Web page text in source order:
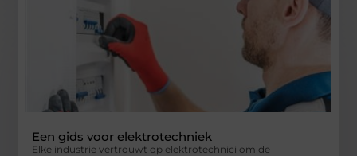
Een gids voor elektrotechniek
Elke industrie vertrouwt op elektrotechnici om de